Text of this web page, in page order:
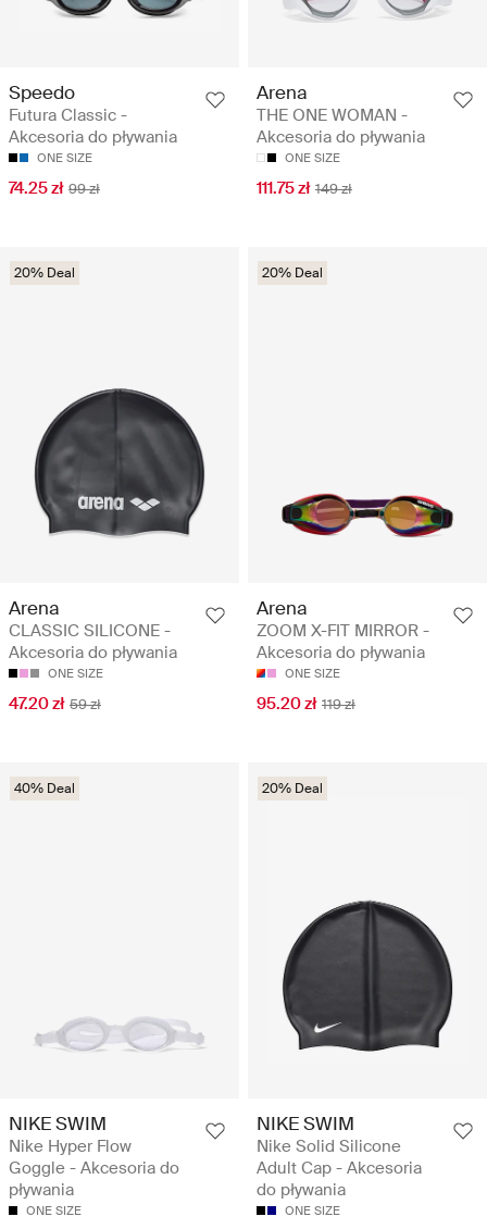
Speedo
Futura Classic -
Akcesoria do pływania
ONE SIZE
74.25 zł 99 zł
Arena
THE ONE WOMAN -
Akcesoria do pływania
ONE SIZE
111.75 zł 149 zł
20% Deal
Arena
CLASSIC SILICONE -
Akcesoria do pływania
ONE SIZE
47.20 zł 59 zł
20% Deal
Arena
ZOOM X-FIT MIRROR -
Akcesoria do pływania
ONE SIZE
95.20 zł 119 zł
40% Deal
NIKE SWIM
Nike Hyper Flow
Goggle - Akcesoria do
pływania
ONE SIZE
20% Deal
NIKE SWIM
Nike Solid Silicone
Adult Cap - Akcesoria
do pływania
ONE SIZE